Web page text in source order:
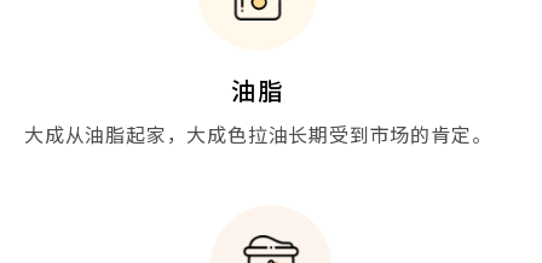
油脂
大成从油脂起家，大成色拉油长期受到市场的肯定。